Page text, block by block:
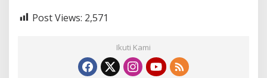
Post Views: 2,571
Ikuti Kami